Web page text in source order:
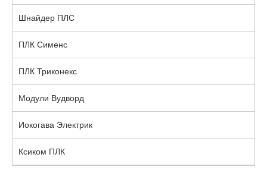
Шнайдер ПЛС
ПЛК Сименс
ПЛК Триконекс
Модули Вудворд
Иокогава Электрик
Ксиком ПЛК